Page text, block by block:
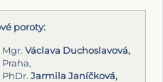
poroty:
Mgr.Václava Duchoslavová,
Praha,
PhDr.Jarmila Janíčková,